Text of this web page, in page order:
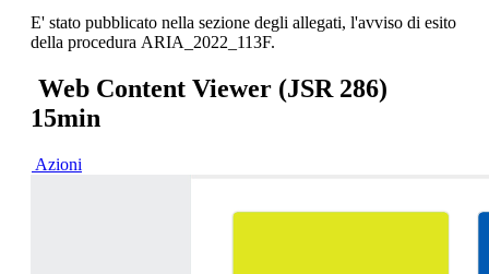
E' stato pubblicato nella sezione degli allegati, l'avviso di esito
della procedura ARIA_2022_113F.
Web Content Viewer (JSR 286)
15min
Azioni